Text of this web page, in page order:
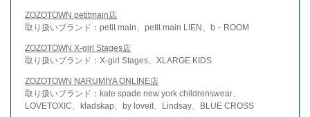
ZOZOTOWN petitmain店
取り扱いブランド：petit main、petit main LIEN、b・ROOM
ZOZOTOWN X-girl Stages店
取り扱いブランド：X-girl Stages、XLARGE KIDS
ZOZOTOWN NARUMIYA ONLINE店
取り扱いブランド：kate spade new york childrenswear、
LOVETOXIC、kladskap、by loveit、Lindsay、BLUE CROSS